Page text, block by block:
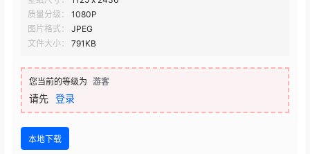
质量分级：
1080P
图片格式：
JPEG
文件大小：
791KB
您当前的等级为 游客
请先 登录
本地下载